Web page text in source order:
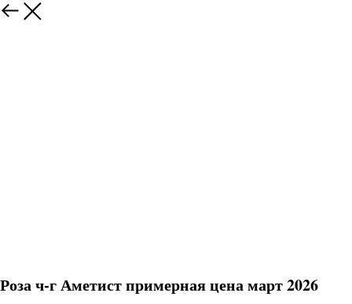
Роза ч-г Аметист примерная цена март 2026